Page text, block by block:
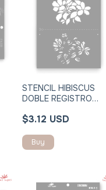
STENCIL HIBISCUS
DOBLE REGISTRO
$3.12 USD
Buy